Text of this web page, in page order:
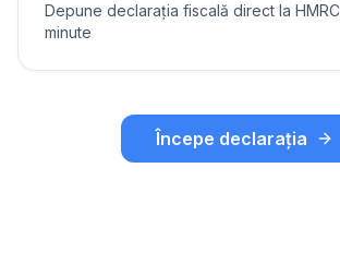
Depune declarația fiscală direct la
minute
Începe declarația